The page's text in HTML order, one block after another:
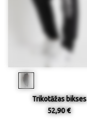
Trikotāžas bikses
52,90 €